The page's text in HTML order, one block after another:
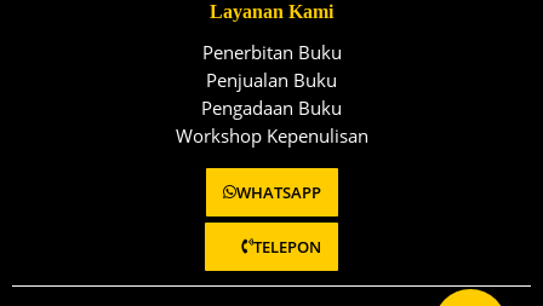
Layanan Kami
Penerbitan Buku
Penjualan Buku
Pengadaan Buku
Workshop Kepenulisan
WHATSAPP
TELEPON